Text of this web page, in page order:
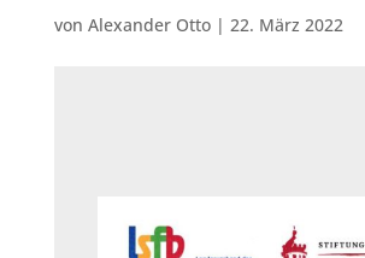
von Alexander Otto| 22. März 2022